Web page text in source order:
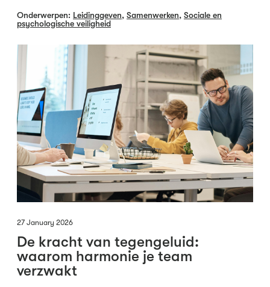
Onderwerpen: Leidinggeven, Samenwerken, Sociale en
psychologische veiligheid
27 January 2026
De kracht van tegengeluid:
waarom harmonie je team
verzwakt